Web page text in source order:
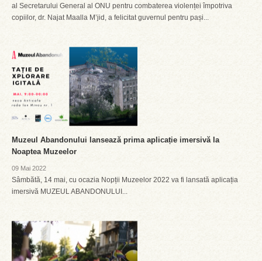
al Secretarului General al ONU pentru combaterea violenței împotriva
copiilor, dr. Najat Maalla M’jid, a felicitat guvernul pentru pași...
Muzeul Abandonului lansează prima aplicație imersivă la
Noaptea Muzeelor
09 Mai 2022
Sâmbătă, 14 mai, cu ocazia Nopții Muzeelor 2022 va fi lansată aplicația
imersivă MUZEUL ABANDONULUI...